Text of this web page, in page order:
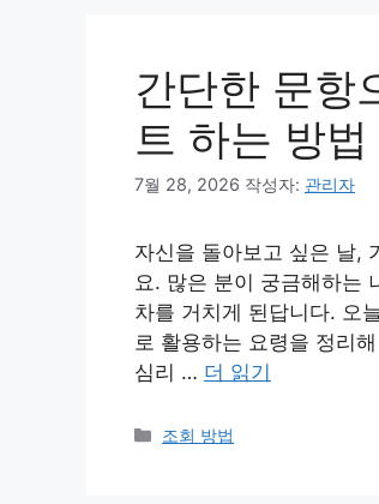
간단한 문항
트 하는 방
7월 28, 2026 작성자: 관리자
자신을 돌아보고 싶은 날,
요. 많은 분이 궁금해하는
차를 거치게 된답니다. 오
로 활용하는 요령을 정리
심리 … 더 읽기
카
조회 방법